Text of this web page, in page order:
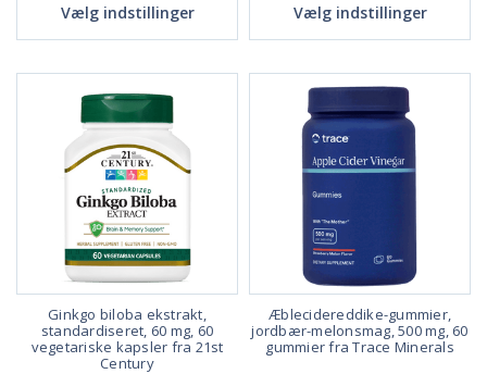
Vælg indstillinger Vælg indstillinger
Ginkgo biloba ekstrakt,
standardiseret, 60 mg, 60
vegetariske kapsler fra 21st
Century
Æblecidereddike-gummier,
jordbær-melonsmag, 500 mg, 60
gummier fra Trace Minerals